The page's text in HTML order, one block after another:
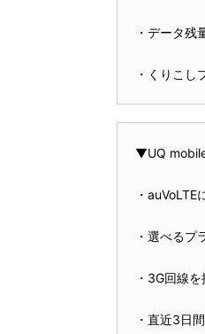
・データ残
・くりこ
▼UQ
・
・選べるプ
・3G回線
・直近3日